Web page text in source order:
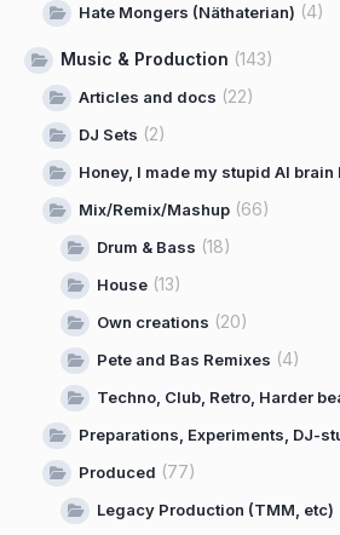
Hate Mongers (Näthaterian) (4)
Music & Production (143)
Articles and docs (22)
DJ Sets (2)
Honey, I made my stupid AI brain
Mix/Remix/Mashup (66)
Drum & Bass (18)
House (13)
Own creations (20)
Pete and Bas Remixes (4)
Techno, Club, Retro, Harder
Preparations, Experiments, DJ-
Produced (77)
Legacy Production (TMM, etc)